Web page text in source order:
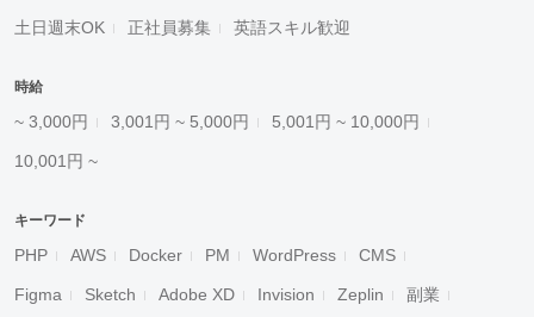
土日週末OK 正社員募集 英語スキル歓迎
時給
~ 3,000円 3,001円 ~ 5,000円 5,001円 ~ 10,000円
10,001円 ~
キーワード
PHP AWS Docker PM WordPress CMS
Figma Sketch Adobe XD Invision Zeplin 副業